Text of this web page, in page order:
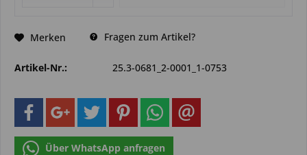
Merken Fragen zum Artikel?
Artikel-Nr.: 25.3-0681_2-0001_1-0753
Über WhatsApp anfragen